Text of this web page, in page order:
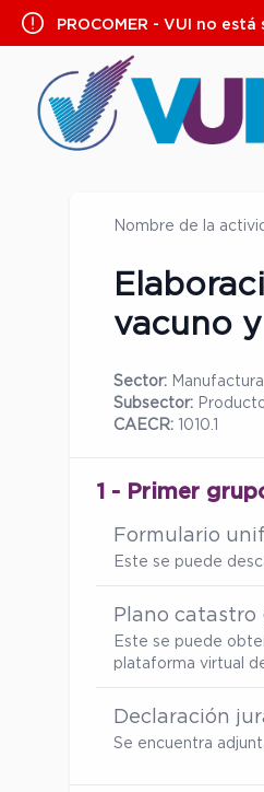
Saltar
PROCOMER - VUI no
Nombre de la
vacuno
Sector: Manufactura
Subsector:
CAECR: 1010.1
1 - Primer
Formulario
Este se puede
Plano catastro
Este se puede
plataforma virtual
Declaración
Se encuentra